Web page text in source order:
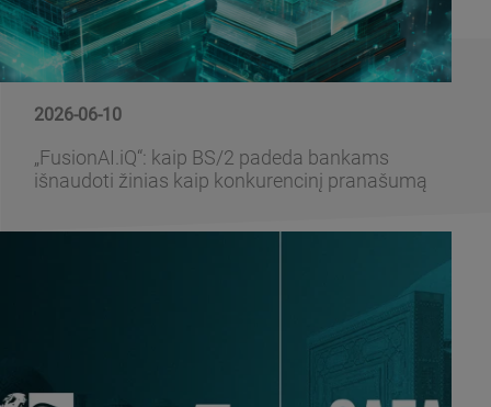
2026-06-10
„FusionAI.iQ“: kaip BS/2 padeda bankams
išnaudoti žinias kaip konkurencinį pranašumą